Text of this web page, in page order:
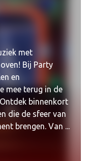
met
Bij Party
en
mee terug in de
binnenkort
die de sfeer van
brengen. Van ...